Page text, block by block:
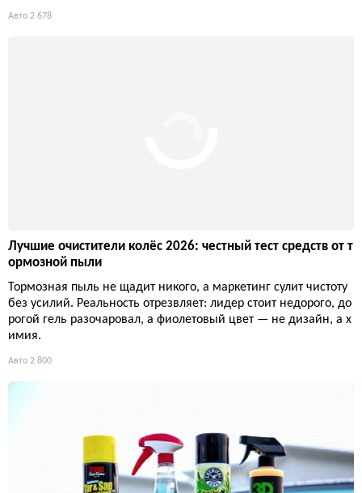
Авто 2 678
Лучшие очистители колёс 2026: честный тест средств от т
ормозной пыли
Тормозная пыль не щадит никого, а маркетинг сулит чистоту
без усилий. Реальность отрезвляет: лидер стоит недорого, до
рогой гель разочаровал, а фиолетовый цвет — не дизайн, а х
имия.
Авто 2 800